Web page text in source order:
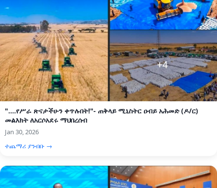
"....የሥራ ጽናታችሁን ቀጥሉበት!"- ጠቅላይ ሚኒስትር ዐብይ አሕመድ (ዶ/ር)
መልእክት ለአርሶአደሩ ማህበረሰብ
Jan 30, 2026
ተጨማሪ ያንብቡ →